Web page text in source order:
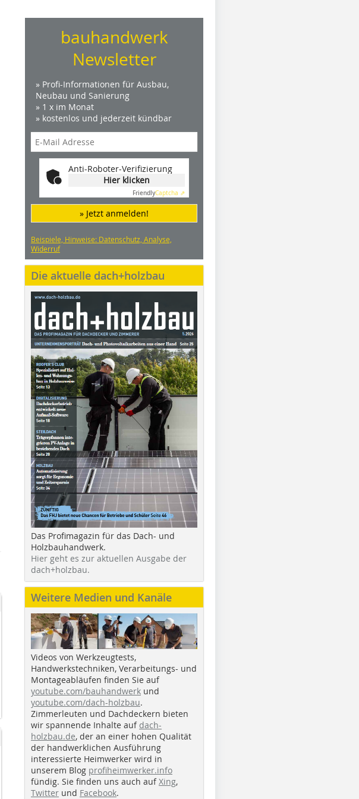
bauhandwerk
Newsletter
» Profi-Informationen für Ausbau,
Neubau und Sanierung
» 1 x im Monat
» kostenlos und jederzeit kündbar
Anti-Roboter-Verifizierung
Hier klicken
FriendlyCaptcha ⇗
» Jetzt anmelden!
Beispiele, Hinweise: Datenschutz, Analyse,
Widerruf
Die aktuelle dach+holzbau
Das Profimagazin für das Dach- und
Holzbauhandwerk.
Hier geht es zur aktuellen Ausgabe der
dach+holzbau.
Weitere Medien und Kanäle
Videos von Werkzeugtests,
Handwerkstechniken, Verarbeitungs- und
Montageabläufen finden Sie auf
youtube.com/bauhandwerk und
youtube.com/dach-holzbau.
Zimmerleuten und Dachdeckern bieten
wir spannende Inhalte auf dach-
holzbau.de, der an einer hohen Qualität
der handwerklichen Ausführung
interessierte Heimwerker wird in
unserem Blog profiheimwerker.info
fündig. Sie finden uns auch aufXing,
Twitter und Facebook.